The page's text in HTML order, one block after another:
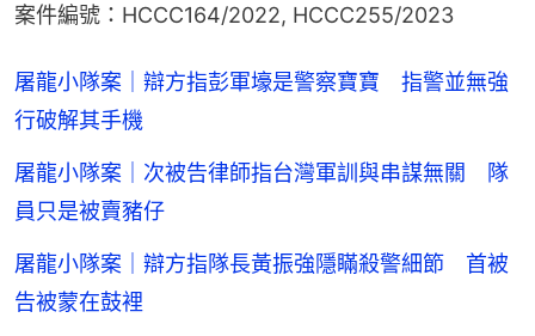
案件編號：HCCC164/2022, HCCC255/2023
屠龍小隊案｜辯方指彭軍壕是警察寶寶 指警並無強
行破解其手機
屠龍小隊案｜次被告律師指台灣軍訓與串謀無關 隊
員只是被賣豬仔
屠龍小隊案｜辯方指隊長黃振強隱瞞殺警細節 首被
告被蒙在鼓裡